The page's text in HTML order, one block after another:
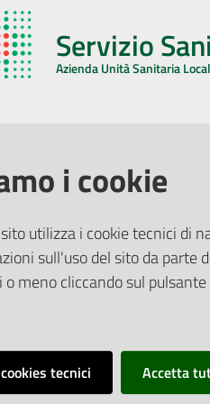
Servizio
Azienda Unità Sanitaria
Gasperi, 8 - 48121 Ravenna (RA)
02483810392
azienda@pec.auslromagna.it
i cookie
utilizza i cookie tecnici di
sull'uso del sito da parte
meno cliccando sul
tecnici Accetta